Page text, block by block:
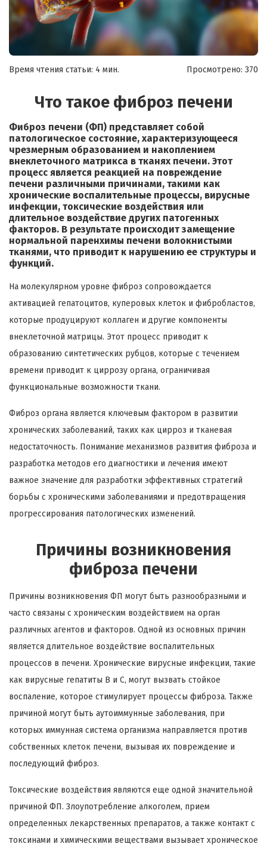
Время чтения статьи: 4 мин. Просмотрено: 370
Что такое фиброз печени
Фиброз печени (ФП) представляет собой
патологическое состояние, характеризующееся
чрезмерным образованием и накоплением
внеклеточного матрикса в тканях печени. Этот
процесс является реакцией на повреждение
печени различными причинами, такими как
хронические воспалительные процессы, вирусные
инфекции, токсические воздействия или
длительное воздействие других патогенных
факторов. В результате происходит замещение
нормальной паренхимы печени волокнистыми
тканями, что приводит к нарушению ее структуры и
функций.
На молекулярном уровне фиброз сопровождается
активацией гепатоцитов, куперовых клеток и фибробластов,
которые продуцируют коллаген и другие компоненты
внеклеточной матрицы. Этот процесс приводит к
образованию синтетических рубцов, которые с течением
времени приводит к циррозу органа, ограничивая
функциональные возможности ткани.
Фиброз органа является ключевым фактором в развитии
хронических заболеваний, таких как цирроз и тканевая
недостаточность. Понимание механизмов развития фиброза и
разработка методов его диагностики и лечения имеют
важное значение для разработки эффективных стратегий
борьбы с хроническими заболеваниями и предотвращения
прогрессирования патологических изменений.
Причины возникновения
фиброза печени
Причины возникновения ФП могут быть разнообразными и
часто связаны с хроническим воздействием на орган
различных агентов и факторов. Одной из основных причин
является длительное воздействие воспалительных
процессов в печени. Хронические вирусные инфекции, такие
как вирусные гепатиты B и C, могут вызвать стойкое
воспаление, которое стимулирует процессы фиброза. Также
причиной могут быть аутоиммунные заболевания, при
которых иммунная система организма направляется против
собственных клеток печени, вызывая их повреждение и
последующий фиброз.
Токсические воздействия являются еще одной значительной
причиной ФП. Злоупотребление алкоголем, прием
определенных лекарственных препаратов, а также контакт с
токсинами и химическими веществами вызывает хроническое